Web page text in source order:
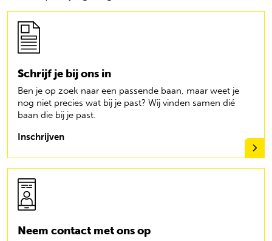
Schrijf je bij ons in
Ben je op zoek naar een passende baan, maar weet je
nog niet precies wat bij je past? Wij vinden samen dié
baan die bij je past.
Inschrijven
Neem contact met ons op